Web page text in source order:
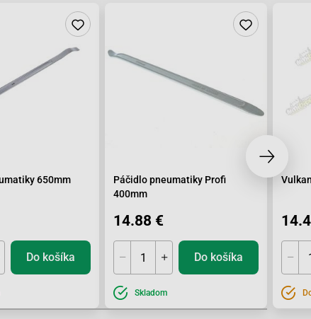
650mm
Do košíka
Páčidlo pneumatiky Profi
400mm
14.88 €
Do košíka
Skladom